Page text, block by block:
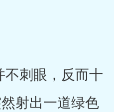
刺眼，反而十
射出一道绿色